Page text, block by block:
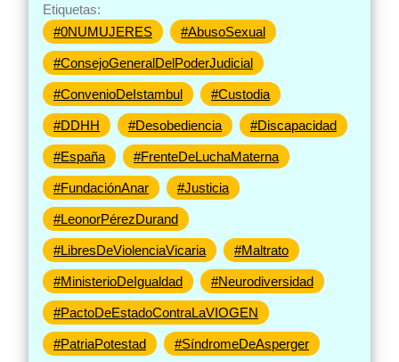
Etiquetas:
#0NUMUJERES
#AbusoSexual
#ConsejoGeneralDelPoderJudicial
#ConvenioDeIstambul #Custodia
#DDHH #Desobediencia #Discapacidad
#España #FrenteDeLuchaMaterna
#FundaciónAnar #Justicia
#LeonorPérezDurand
#LibresDeViolenciaVicaria #Maltrato
#MinisterioDeIgualdad #Neurodiversidad
#PactoDeEstadoContraLaVIOGEN
#PatriaPotestad #SíndromeDeAsperger